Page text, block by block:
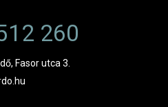
260
Fasor utca 3.